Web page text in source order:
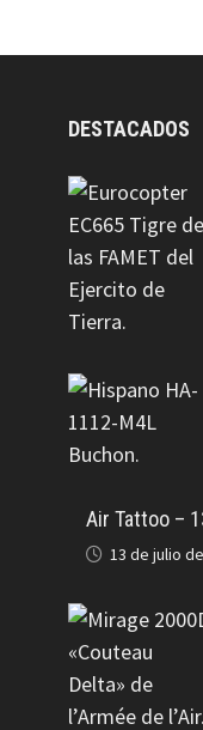
DESTACADOS
Air Tattoo –
13 de julio